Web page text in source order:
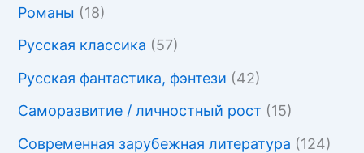
Романы (18)
Русская классика (57)
Русская фантастика, фэнтези (42)
Саморазвитие / личностный рост (15)
Современная зарубежная литература (124)